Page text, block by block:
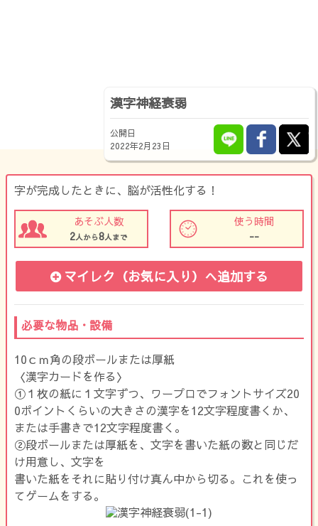
漢字神経衰弱
公開日
2022年2月23日
字が完成したときに、脳が活性化する！
あそぶ人数
2人から8人まで
使う時間
--
マイレク（お気に入り） へ追加する
必要な物品・設備
10ｃｍ角の段ボールまたは厚紙
〈漢字カードを作る〉
①１枚の紙に１文字ずつ、ワープロでフォントサイズ20
0ポイントくらいの大きさの漢字を12文字程度書くか、
または手書きで12文字程度書く。
②段ボールまたは厚紙を、文字を書いた紙の数と同じだ
け用意し、文字を
書いた紙をそれに貼り付け真ん中から切る。これを使っ
てゲームをする。